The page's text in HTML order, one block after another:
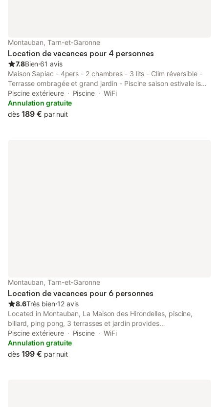
Montauban, Tarn-et-Garonne
Location de vacances pour 4 personnes
7.8Bien⋅61 avis
Maison Sapiac - 4pers - 2 chambres - 3 lits - Clim réversible -
Terrasse ombragée et grand jardin - Piscine saison estivale is
located in Montauban.
Piscine extérieure Piscine
WiFi
Annulation gratuite
dès 189 € par nuit
Montauban, Tarn-et-Garonne
Location de vacances pour 6 personnes
8.6Très bien⋅12 avis
Located in Montauban, La Maison des Hirondelles, piscine,
billard, ping pong, 3 terrasses et jardin provides
accommodation with private pool, free WiFi and free private
parking for guests who drive. This holiday home has a garden.
Piscine extérieure Piscine
WiFi
Annulation gratuite
dès 199 € par nuit